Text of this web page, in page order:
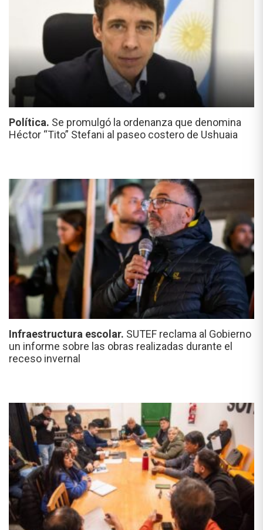
Política. Se promulgó la ordenanza que denomina
Héctor “Tito” Stefani al paseo costero de Ushuaia
Infraestructura escolar. SUTEF reclama al Gobierno
un informe sobre las obras realizadas durante el
receso invernal